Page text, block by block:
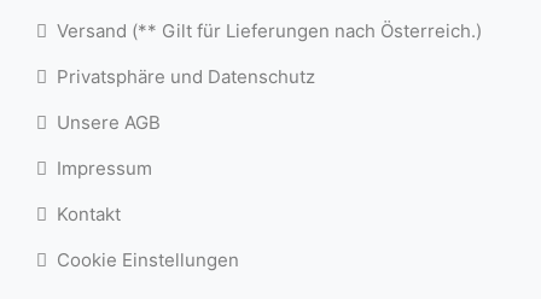
Versand (** Gilt für Lieferungen nach Österreich.)
Privatsphäre und Datenschutz
Unsere AGB
Impressum
Kontakt
Cookie Einstellungen